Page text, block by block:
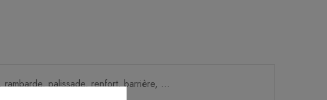
palissade, renfort, barrière, ...